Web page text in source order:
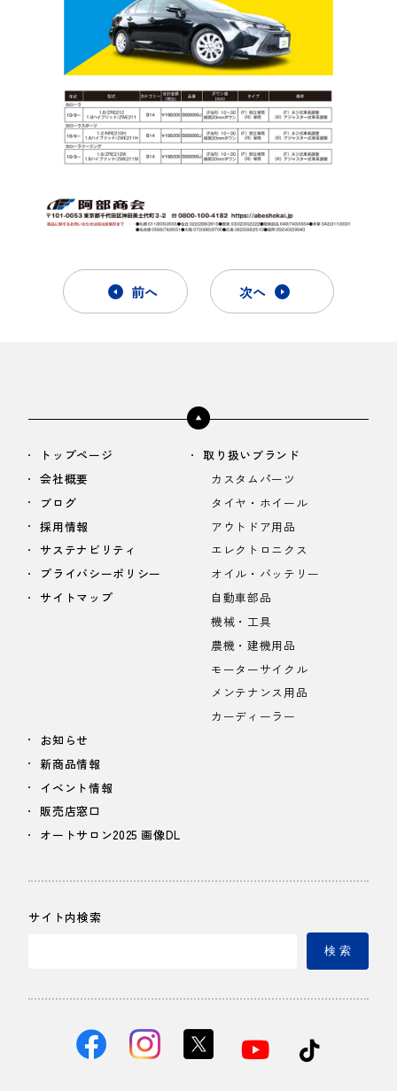
前へ 次へ
トップページ
会社概要
ブログ
採用情報
サステナビリティ
プライバシーポリシー
サイトマップ
取り扱いブランド
カスタムパーツ
タイヤ・ホイール
アウトドア用品
エレクトロニクス
オイル・バッテリー
自動車部品
機械・工具
農機・建機用品
モーターサイクル
メンテナンス用品
カーディーラー
お知らせ
新商品情報
イベント情報
販売店窓口
オートサロン2025 画像DL
サイト内検索
検 索